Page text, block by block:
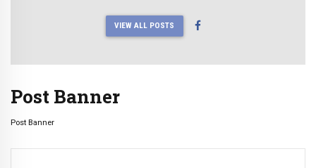
VIEW ALL POSTS
Post Banner
Post Banner